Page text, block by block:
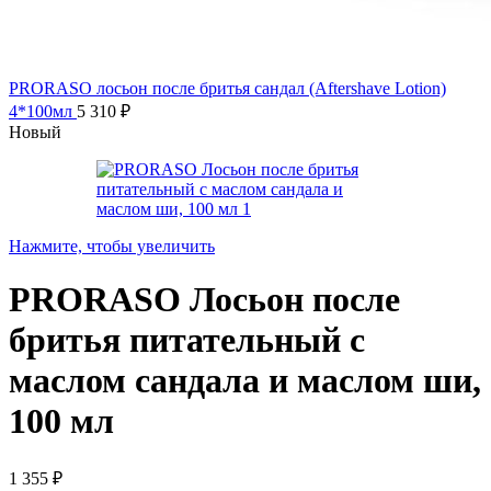
PRORASO лосьон после бритья сандал (Aftershave Lotion)
4*100мл 5 310 ₽
Новый
Нажмите, чтобы увеличить
PRORASO Лосьон после
бритья питательный с
маслом сандала и маслом ши,
100 мл
1 355 ₽